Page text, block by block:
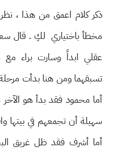
ذكر كلام اعمق من هذا ، نظر
مخطأ باختياري لكِ . قال
عقلي ابداً وسارت براء
تسبقهما ومن هنا بدأت
أما محمود فقد بدأ هو
سهيلة أن تجمعهم في بيتها
أما أشرف فقد ظل غريق